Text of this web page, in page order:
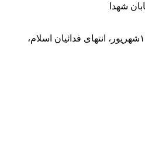
شهدا
دفتر بازرگانی: مشهد، ۱۷شهریور، انتهای فدائیان اسلام،